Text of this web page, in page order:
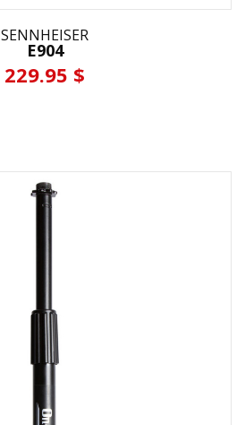
SENNHEISER
E904
229.95 $